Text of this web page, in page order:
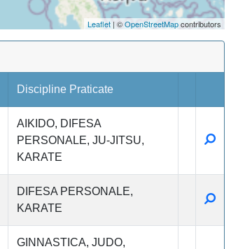
Leaflet| ©OpenStreetMapcontributors
Discipline Praticate
AIKIDO
DIFESA
PERSONALE JU-JITSU
KARATE
DIFESA PERSONALE
KARATE
GINNASTICA JUDO